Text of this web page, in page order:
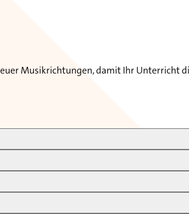
Musikrichtungen, damit Ihr Unterricht